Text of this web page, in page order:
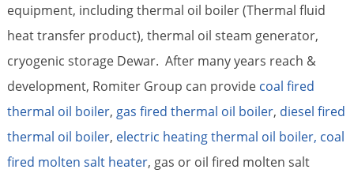
equipment, including thermal oil boiler (Thermal fluid
heat transfer product), thermal oil steam generator,
cryogenic storage Dewar. After many years reach &
development, Romiter Group can provide coal fired
thermal oil boiler, gas fired thermal oil boiler, diesel fired
thermal oil boiler, electric heating thermal oil boiler, coal
fired molten salt heater, gas or oil fired molten salt